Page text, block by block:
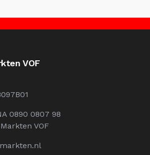
VOF
0890 0807 98
VOF